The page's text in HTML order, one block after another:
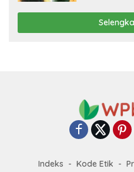
Indeks Kode Etik